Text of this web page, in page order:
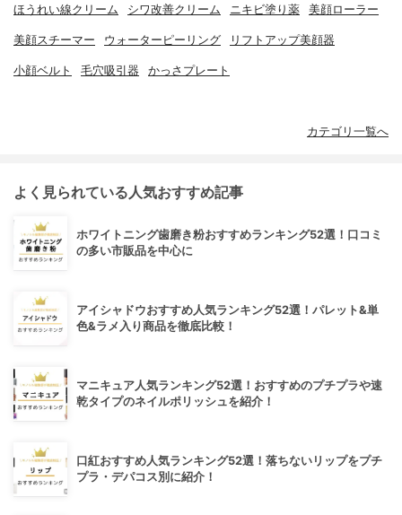
ほうれい線クリーム シワ改善クリーム ニキビ塗り薬 美顔ローラー
美顔スチーマー ウォーターピーリング リフトアップ美顔器
小顔ベルト 毛穴吸引器 かっさプレート
カテゴリ一覧へ
よく見られている人気おすすめ記事
ホワイトニング歯磨き粉おすすめランキング52選！口コミ
の多い市販品を中心に
アイシャドウおすすめ人気ランキング52選！パレット&単
色&ラメ入り商品を徹底比較！
マニキュア人気ランキング52選！おすすめのプチプラや速
乾タイプのネイルポリッシュを紹介！
口紅おすすめ人気ランキング52選！落ちないリップをプチ
プラ・デパコス別に紹介！